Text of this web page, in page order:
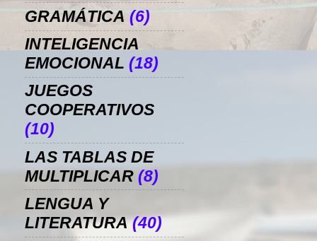
GRAMÁTICA (6)
INTELIGENCIA
EMOCIONAL (18)
JUEGOS
COOPERATIVOS
(10)
LAS TABLAS DE
MULTIPLICAR (8)
LENGUA Y
LITERATURA (40)